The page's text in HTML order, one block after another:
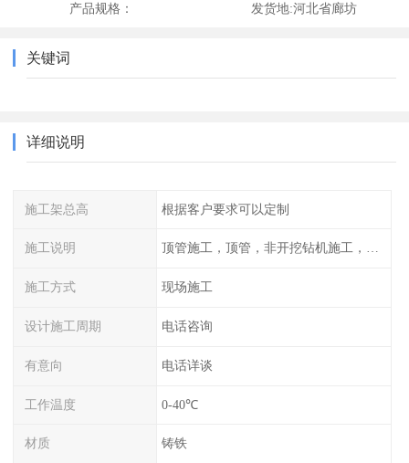
产品规格： 发货地:河北省廊坊
关键词
详细说明
施工架总高 根据客户要求可以定制
施工说明 顶管施工，顶管，非开挖钻机施工，管道工程，管道施工，顶拉管施工，水平定向钻机施工，顶管施工方案，顶管
施工方式 现场施工
设计施工周期 电话咨询
有意向 电话详谈
工作温度 0-40℃
材质 铸铁